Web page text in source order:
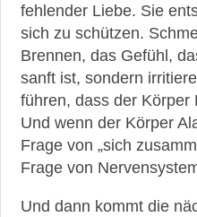
fehlender Liebe. Sie
sich zu schützen.
Brennen, das Gefühl,
sanft ist, sondern
führen, dass der Körper
Und wenn der Körper
Frage von „sich
Frage von
Und dann kommt die